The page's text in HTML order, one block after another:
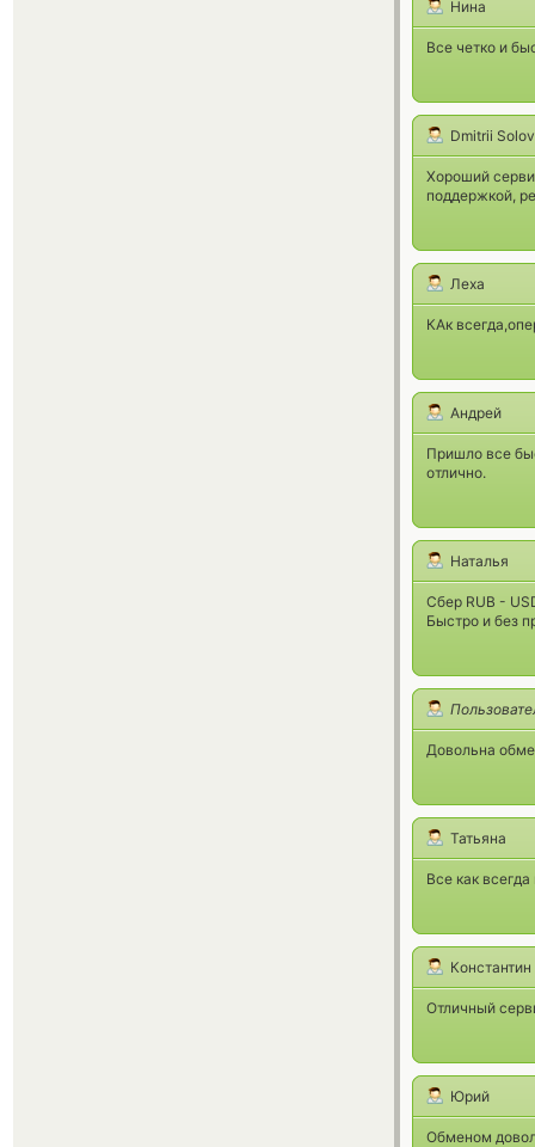
Нина
Все четко и
Dmitrii
Хороший
поддержкой,
Леха
КАк
Андрей
Пришло все
отлично.
Наталья
Сбер RUB -
Быстро и без
Довольна
Татьяна
Все как
Константин
Отличный
Юрий
Обменом